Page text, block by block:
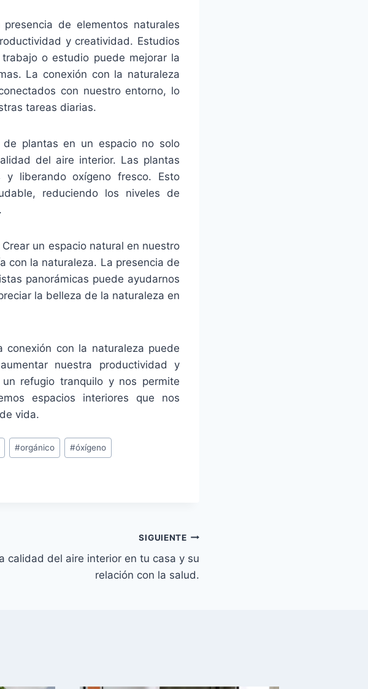
presencia de elementos naturales
y creatividad. Estudios
o estudio puede mejorar la
La conexión con la naturaleza
con nuestro entorno, lo
tareas diarias.
de plantas en un espacio no solo
del aire interior. Las plantas
y liberando oxígeno fresco. Esto
reduciendo los niveles de
Crear un espacio natural en nuestro
con la naturaleza. La presencia de
panorámicas puede ayudarnos
la belleza de la naturaleza en
con la naturaleza puede
nuestra productividad y
refugio tranquilo y nos permite
espacios interiores que nos
vida.
#orgánico #óxígeno
SIGUIENTE
calidad del aire interior en tu casa y su
relación con la salud.